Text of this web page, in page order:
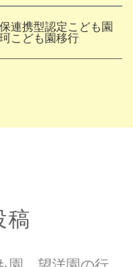
連携型認定こども園
こども園移行
稿